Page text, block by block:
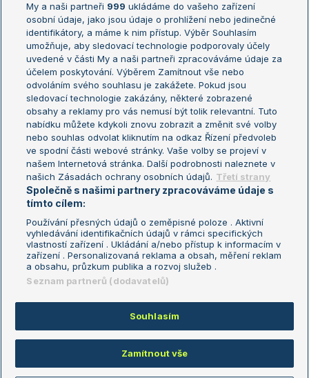
Žebříček ATP (muži)
Žebříček WTA (ženy)
Sázkařský žebříček
Australian Open
French Open
Wimbledon
US Open
Turnaj mistrů
Turnaj mistryň
Aktualní trendy
Fotbalové přestupy
Livesport Daily
LS Prague Open
Podmínky užití
Nastavení soukromí
GDPR a žurnalistika
Reklama
Kontakt
Informace o zpracování osobních
údajů
Copyright © 2008-2026 TenisPortal.cz. Využíváme zpravodajství ČTK.
My a naši partneři 999 ukládáme do vašeho zařízení
osobní údaje, jako jsou údaje o prohlížení nebo jedinečné
identifikátory, a máme k nim přístup. Výběr Souhlasím
umožňuje, aby sledovací technologie podporovaly účely
uvedené v části My a naši partneři zpracováváme údaje za
účelem poskytování. Výběrem Zamítnout vše nebo
odvoláním svého souhlasu je zakážete. Pokud jsou
sledovací technologie zakázány, některé zobrazené
obsahy a reklamy pro vás nemusí být tolik relevantní. Tuto
nabídku můžete kdykoli znovu zobrazit a změnit své volby
nebo souhlas odvolat kliknutím na odkaz Řízení předvoleb
ve spodní části webové stránky. Vaše volby se projeví v
našem Internetová stránka. Další podrobnosti naleznete v
našich Zásadách ochrany osobních údajů. Třetí strany
Společně s našimi partnery zpracováváme údaje s
tímto cílem:
Používání přesných údajů o zeměpisné poloze . Aktivní
vyhledávání identifikačních údajů v rámci specifických
vlastností zařízení . Ukládání a/nebo přístup k informacím v
zařízení . Personalizovaná reklama a obsah, měření reklam
a obsahu, průzkum publika a rozvoj služeb .
Seznam partnerů (dodavatelů)
Souhlasím
Zamítnout vše